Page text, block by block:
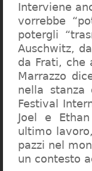
Interviene
vorrebbe
potergli
Auschwitz,
da Frati, che
Marrazzo
nella stanza
Festival
Joel e
ultimo
pazzi nel
un contesto